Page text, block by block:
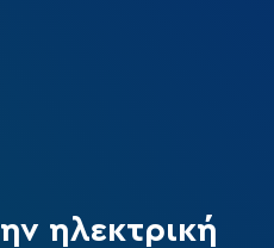
ηλεκτρική